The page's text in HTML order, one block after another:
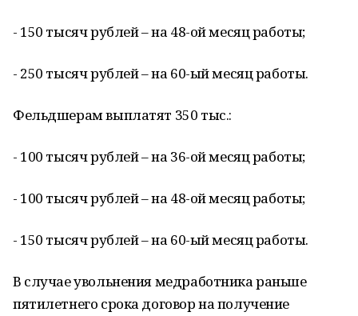
- 150 тысяч рублей – на 48-ой месяц работы;
- 250 тысяч рублей – на 60-ый месяц работы.
Фельдшерам выплатят 350 тыс.:
- 100 тысяч рублей – на 36-ой месяц работы;
- 100 тысяч рублей – на 48-ой месяц работы;
- 150 тысяч рублей – на 60-ый месяц работы.
В случае увольнения медработника раньше
пятилетнего срока договор на получение